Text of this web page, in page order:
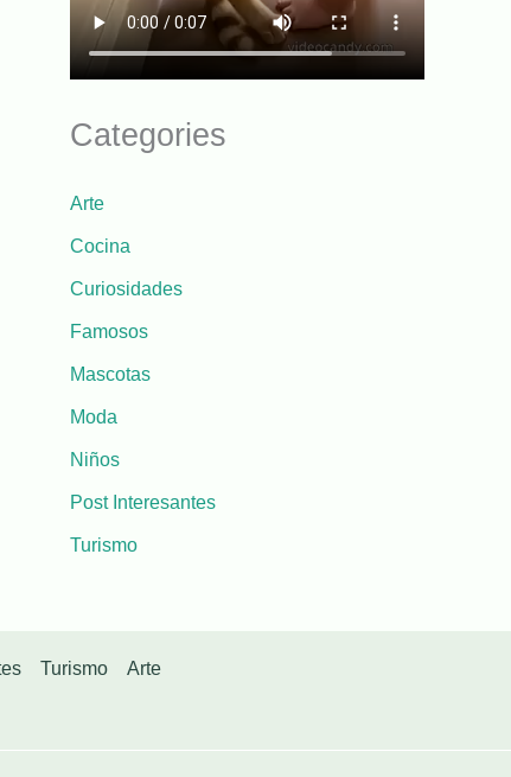
Categories
Arte
Cocina
Curiosidades
Famosos
Mascotas
Moda
Niños
Post Interesantes
Turismo
Turismo Arte